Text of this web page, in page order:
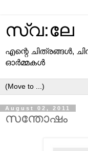
സ്വ:ലേ
എന്റെ ചിത്രങ്ങള്‍,
ഓര്‍മ്മകള്‍
August 02, 2011
സന്തോഷം